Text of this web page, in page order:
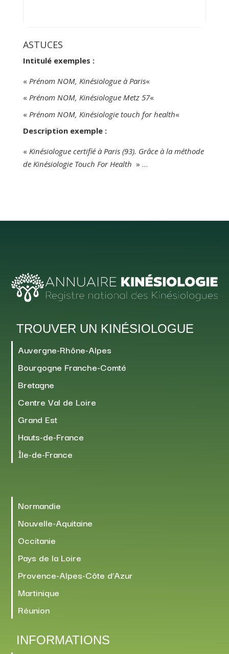
ASTUCES
Intitulé exemples :
« Prénom NOM, Kinésiologue à Paris«
« Prénom NOM, Kinésiologue Metz 57«
« Prénom NOM, Kinésiologie touch for health«
Description exemple :
« Kinésiologue certifié à Paris (93). Grâce à la méthode
de Kinésiologie Touch For Health » …
TROUVER UN KINÉSIOLOGUE
Auvergne-Rhône-Alpes
Bourgogne Franche-Comté
Bretagne
Centre Val de Loire
Grand Est
Hauts-de-France
Île-de-France
Normandie
Nouvelle-Aquitaine
Occitanie
Pays de la Loire
Provence-Alpes-Côte d’Azur
Martinique
Réunion
INFORMATIONS